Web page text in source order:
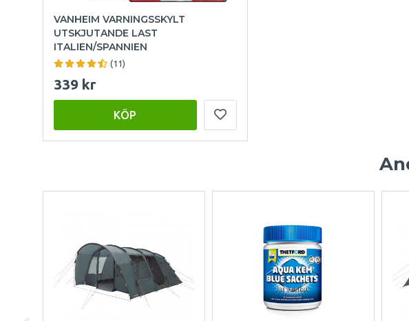
VANHEIM VARNINGSSKYLT
UTSKJUTANDE LAST
ITALIEN/SPANNIEN
(11)
339 kr
KÖP